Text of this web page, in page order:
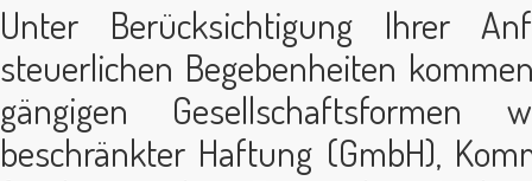
Unter Berücksichtigung Ihrer
steuerlichen Begebenheiten
gängigen Gesellschaftsformen
beschränkter Haftung (GmbH),